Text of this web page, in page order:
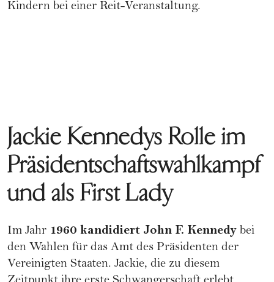
Kindern bei einer Reit-Veranstaltung.
Jackie Kennedys Rolle im
Präsidentschaftswahlkampf
und als First Lady
Im Jahr 1960 kandidiert John F. Kennedy bei
den Wahlen für das Amt des Präsidenten der
Vereinigten Staaten. Jackie, die zu diesem